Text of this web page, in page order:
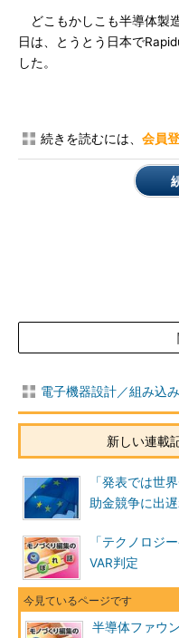
どこもかしこも半導体製
日は、とうとう日本で
した。
続きを読むには、 会員
電子機器設計／組み込
新しい連載
「発表では世
助金競争に出
「テクノロジ
VAR判定
半導体ファウ